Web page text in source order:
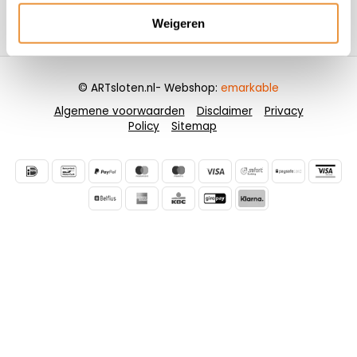
Weigeren
Contactgegevens
Algemene voorwaarden Disclaimer
Privacy
Policy
Sitemap
© ARTsloten.nl- Webshop: emarkable